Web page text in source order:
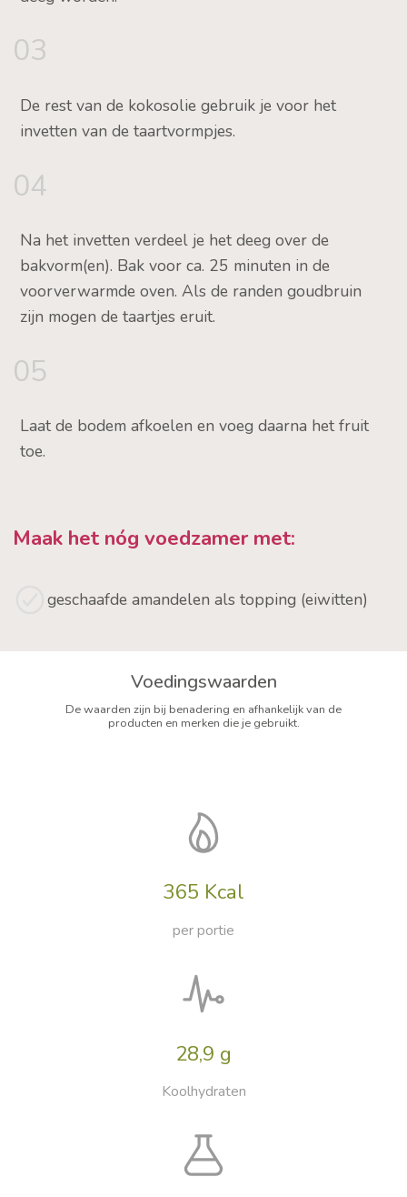
03
De rest van de kokosolie gebruik je voor het
invetten van de taartvormpjes.
04
Na het invetten verdeel je het deeg over de
bakvorm(en). Bak voor ca. 25 minuten in de
voorverwarmde oven. Als de randen goudbruin
zijn mogen de taartjes eruit.
05
Laat de bodem afkoelen en voeg daarna het fruit
toe.
Maak het nóg voedzamer met:
geschaafde amandelen als topping (eiwitten)
Voedingswaarden
De waarden zijn bij benadering en afhankelijk van de
producten en merken die je gebruikt.
365 Kcal
per portie
28,9 g
Koolhydraten